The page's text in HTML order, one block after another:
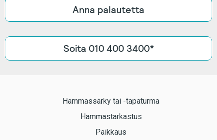
Anna palautetta
Soita 010 400 3400*
Hammassärky tai -tapaturma
Hammastarkastus
Paikkaus